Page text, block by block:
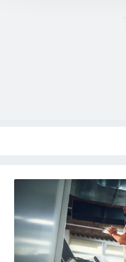
takdirde, kullanıcılara
reklam/pazarlama
sınırlı olarak açık
Çerezlere ilişkin
vasıtasıyla